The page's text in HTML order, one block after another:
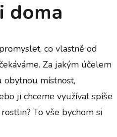
doma
co vlastně od
Za jakým účelem
obytnou místnost,
ji chceme využívat spíše
To vše bychom si